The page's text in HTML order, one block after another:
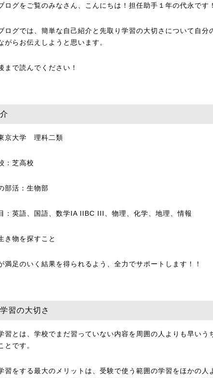
ログをご覧のみなさん、こんにちは！担任助手１年の代永です！
ログでは、簡単な自己紹介と先取り学習の大切さについて自分
がらお伝えしようと思います。
まで読んでください！
京大学 理科二類
：芝高校
部活：生物部
：英語、国語、数学IA IIBC III、物理、化学、地理、情報
き物を探すこと
満足のいく結果を得られるよう、全力でサポートします！！
習の大切さ
習とは、学校でまだ習っていない内容を周囲の人よりも早いう
とです。
習をする最大のメリットは、受験で使う範囲の学習をほかの人